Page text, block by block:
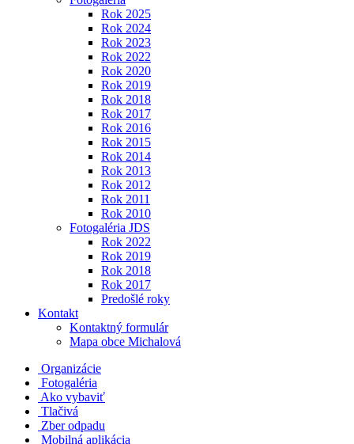
Rok 2025
Rok 2024
Rok 2023
Rok 2022
Rok 2020
Rok 2019
Rok 2018
Rok 2017
Rok 2016
Rok 2015
Rok 2014
Rok 2013
Rok 2012
Rok 2011
Rok 2010
Fotogaléria JDS
Rok 2022
Rok 2019
Rok 2018
Rok 2017
Predošlé roky
Kontakt
Kontaktný formulár
Mapa obce Michalová
Organizácie
Fotogaléria
Ako vybaviť
Tlačivá
Zber odpadu
Mobilná aplikácia